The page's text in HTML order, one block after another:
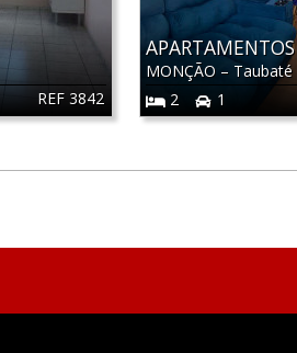
REF 3842
APARTAMENTOS
MONÇÃO – Taubaté
2
1